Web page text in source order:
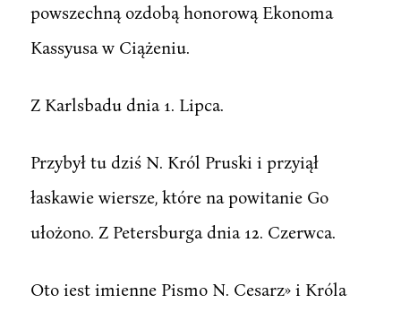
powszechną ozdobą honorową Ekonoma
Kassyusa w Ciążeniu.
Z Karlsbadu dnia 1. Lipca.
Przybył tu dziś N. Król Pruski i przyiął
łaskawie wiersze, które na powitanie Go
ułożono. Z Petersburga dnia 12. Czerwca.
Oto iest imienne Pismo N. Cesarz» i Króla